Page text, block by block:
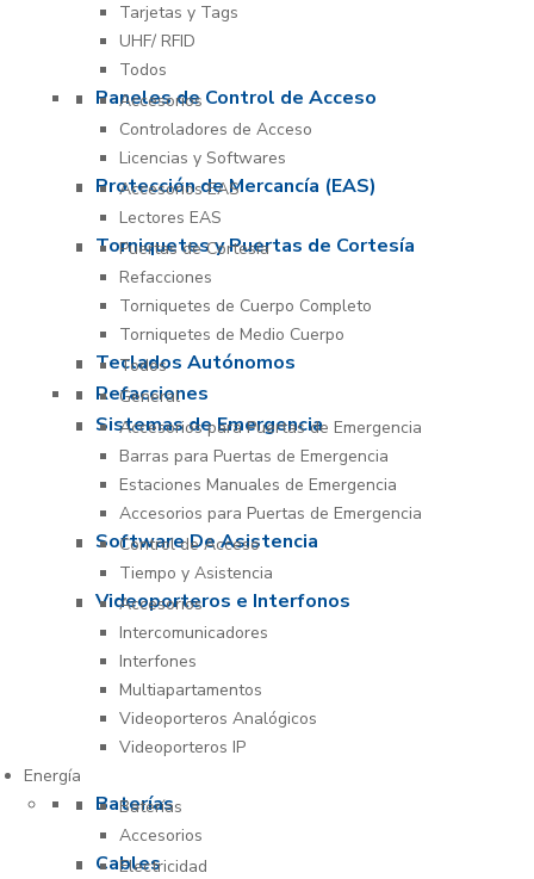
Tarjetas y Tags
UHF/ RFID
Todos
Paneles de Control de Acceso
Accesorios
Controladores de Acceso
Licencias y Softwares
Protección de Mercancía (EAS)
Accesorios EAS
Lectores EAS
Torniquetes y Puertas de Cortesía
Puertas de Cortesía
Refacciones
Torniquetes de Cuerpo Completo
Torniquetes de Medio Cuerpo
Teclados Autónomos
Todos
Refacciones
General
Sistemas de Emergencia
Accesorios para Puertas de Emergencia
Barras para Puertas de Emergencia
Estaciones Manuales de Emergencia
Accesorios para Puertas de Emergencia
Software De Asistencia
Control de Acceso
Tiempo y Asistencia
Videoporteros e Interfonos
Accesorios
Intercomunicadores
Interfones
Multiapartamentos
Videoporteros Analógicos
Videoporteros IP
Energía
Baterías
Baterías
Accesorios
Cables
Electricidad